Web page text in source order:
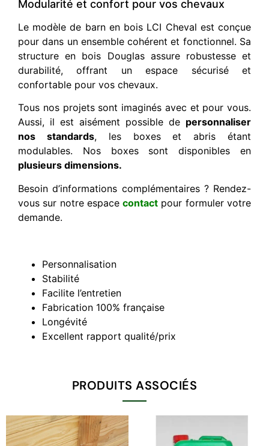
Modularité et confort pour vos chevaux
Le modèle de barn en bois LCI Cheval est conçue
pour dans un ensemble cohérent et fonctionnel. Sa
structure en bois Douglas assure robustesse et
durabilité, offrant un espace sécurisé et
confortable pour vos chevaux.
Tous nos projets sont imaginés avec et pour vous.
Aussi, il est aisément possible de personnaliser
nos standards, les boxes et abris étant
modulables. Nos boxes sont disponibles en
plusieurs dimensions.
Besoin d’informations complémentaires ? Rendez-
vous sur notre espace contactpour formuler votre
demande.
Personnalisation
Stabilité
Facilite l’entretien
Fabrication 100% française
Longévité
Excellent rapport qualité/prix
PRODUITS ASSOCIÉS